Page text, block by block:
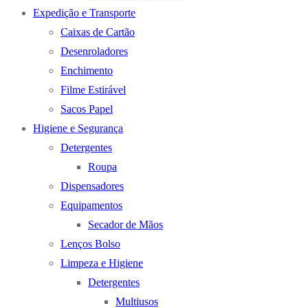
Expedição e Transporte
Caixas de Cartão
Desenroladores
Enchimento
Filme Estirável
Sacos Papel
Higiene e Segurança
Detergentes
Roupa
Dispensadores
Equipamentos
Secador de Mãos
Lenços Bolso
Limpeza e Higiene
Detergentes
Multiusos